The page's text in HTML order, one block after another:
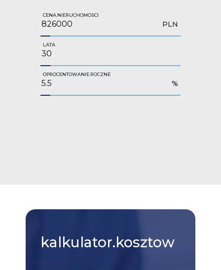
CENA.NIERUCHOMOSCI
PLN
LATA
OPROCENTOWANIE.ROCZNE
%
kalkulator.kosztow